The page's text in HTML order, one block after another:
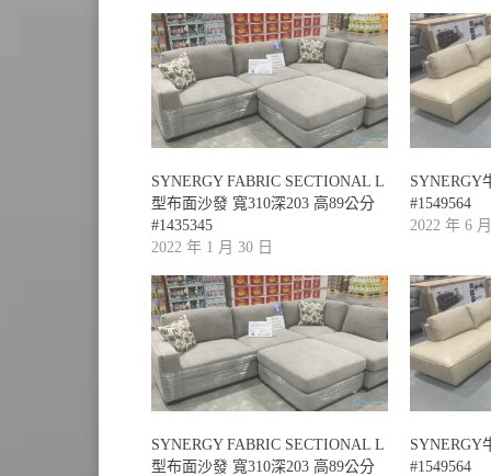
SYNERGY FABRIC SECTIONAL L
型布面沙發 寬310深203 高89公分
#1435345
2022 年 1 月 30 日
SYNERGY
#1549564
2022 年 6
SYNERGY FABRIC SECTIONAL L
型布面沙發 寬310深203 高89公分
SYNERGY
#1549564